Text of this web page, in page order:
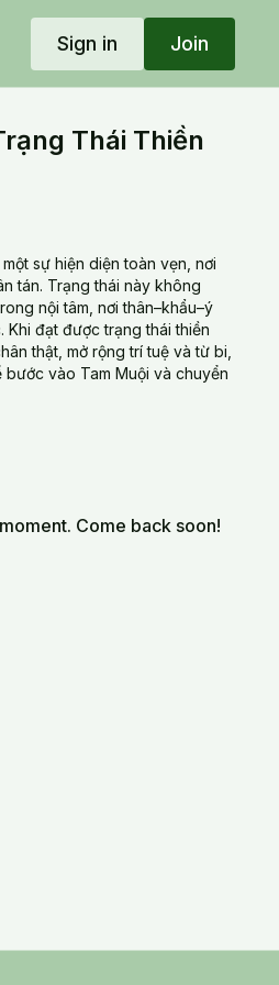
Sign in Join
Thái Thiền
sự hiện diện toàn vẹn, nơi
tán. Trạng thái này không
nội tâm, nơi thân–khẩu–ý
đạt được trạng thái thiền
thật, mở rộng trí tuệ và từ bi,
vào Tam Muội và chuyển
Come back soon!